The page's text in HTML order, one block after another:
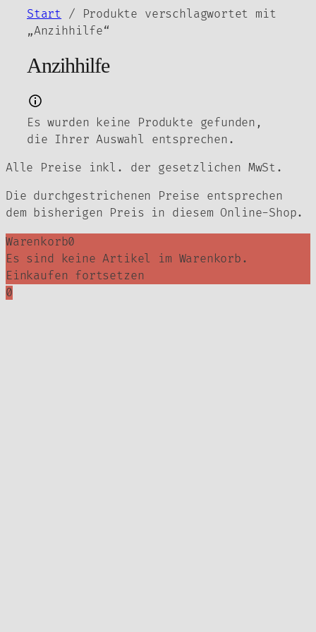
Inhalt
Start / Produkte verschlagwortet mit
„Anzihhilfe“
Anzihhilfe
Es wurden keine Produkte gefunden,
die Ihrer Auswahl entsprechen.
Alle Preise inkl. der gesetzlichen MwSt.
Die durchgestrichenen Preise entsprechen
dem bisherigen Preis in diesem Online-Shop.
Warenkorb0
Es sind keine Artikel im Warenkorb.
Einkaufen fortsetzen
0